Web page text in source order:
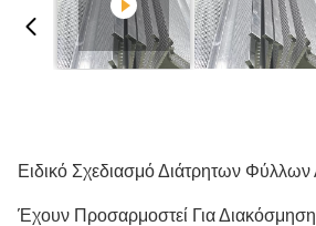
Ειδικό Σχεδιασμό Διάτρητων Φύλλων
Έχουν Προσαρμοστεί Για